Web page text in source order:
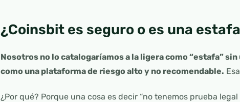
¿Coinsbit es seguro o es una
Nosotros no lo catalogaríamos a la ligera como “estafa”
como una plataforma de riesgo alto y no recomendable.
¿Por qué? Porque una cosa es decir “no tenemos prueba